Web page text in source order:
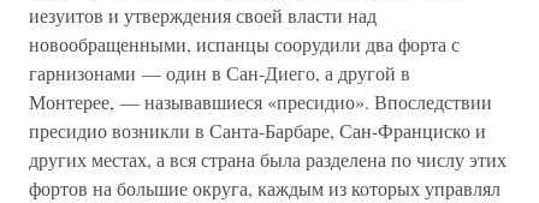
иезуитов и утверждения своей власти над
новообращенными, испанцы соорудили два форта с
гарнизонами — один в Сан-Диего, а другой в
Монтерее, — называвшиеся «пресидио». Впоследствии
пресидио возникли в Санта-Барбаре, Сан-Франциско и
других местах, а вся страна была разделена по числу этих
фортов на большие округа, каждым из которых управлял